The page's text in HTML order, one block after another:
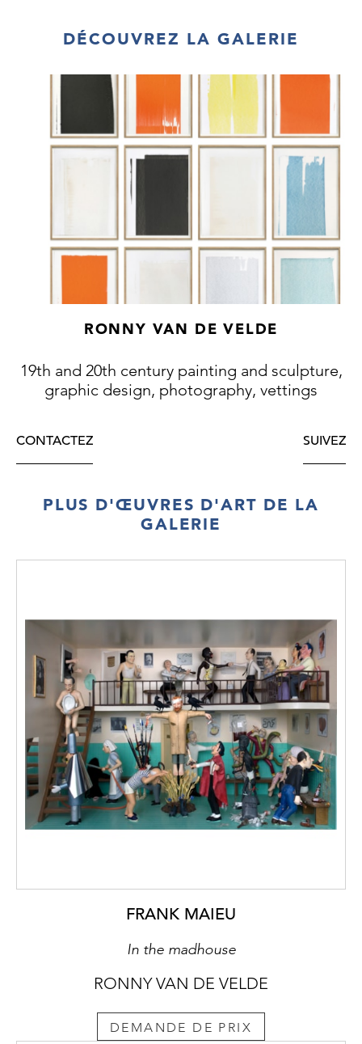
Catalogue raisonné, deel I, Individual
Drawings, Londen, 2006, nr. 717, p. 360 ill.
Antonio Mazzotta, Milaan, 1994, pag. 422, p.
176 ill
DÉCOUVREZ LA GALERIE
RONNY VAN DE VELDE
19th and 20th century painting and sculpture,
graphic design, photography, vettings
CONTACTEZ SUIVEZ
PLUS D'ŒUVRES D'ART DE LA
GALERIE
FRANK MAIEU
In the madhouse
RONNY VAN DE VELDE
DEMANDE DE PRIX